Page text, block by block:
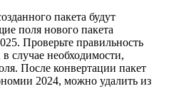
пакета будут
поля нового пакета
Проверьте правильность
случае необходимости,
После конвертации пакет
2024, можно удалить из